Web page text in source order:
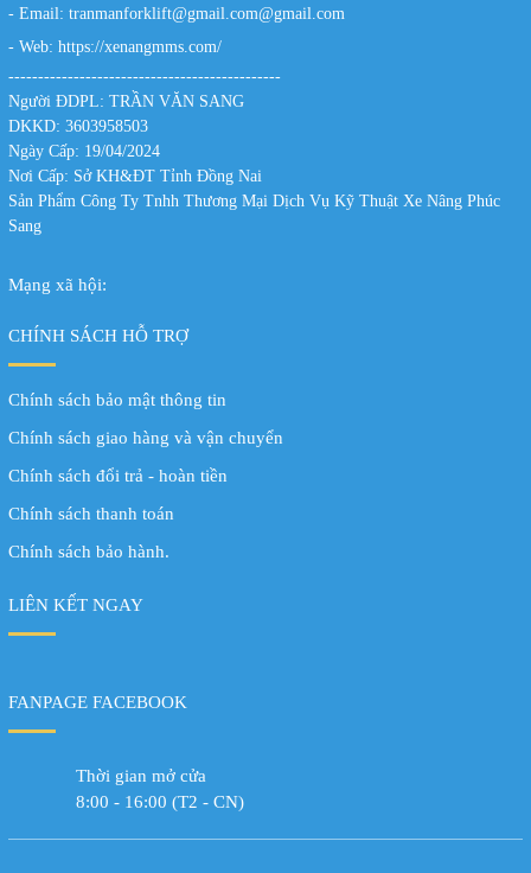
- Email: tranmanforklift@gmail.com@gmail.com
- Web: https://xenangmms.com/
----------------------------------------------
Người ĐDPL: TRẦN VĂN SANG
DKKD: 3603958503
Ngày Cấp: 19/04/2024
Nơi Cấp: Sở KH&ĐT Tỉnh Đồng Nai
Sản Phẩm Công Ty Tnhh Thương Mại Dịch Vụ Kỹ Thuật Xe Nâng Phúc
Sang
Mạng xã hội:
CHÍNH SÁCH HỖ TRỢ
Chính sách bảo mật thông tin
Chính sách giao hàng và vận chuyển
Chính sách đổi trả - hoàn tiền
Chính sách thanh toán
Chính sách bảo hành.
LIÊN KẾT NGAY
FANPAGE FACEBOOK
Thời gian mở cửa
8:00 - 16:00 (T2 - CN)